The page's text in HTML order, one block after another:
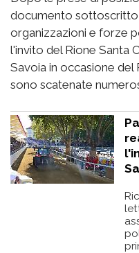
documento sottoscritto
organizzazioni e forze
l'invito del Rione Santa
Savoia in occasione del
sono scatenate